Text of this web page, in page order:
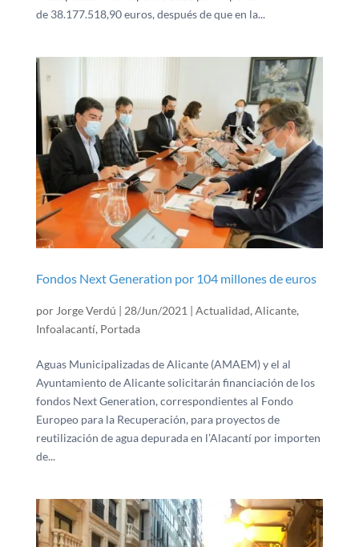
de 38.177.518,90 euros, después de que en la...
Fondos Next Generation por 104 millones de euros
por Jorge Verdú | 28/Jun/2021 | Actualidad, Alicante,
Infoalacantí, Portada
Aguas Municipalizadas de Alicante (AMAEM) y el al
Ayuntamiento de Alicante solicitarán financiación de los
fondos Next Generation, correspondientes al Fondo
Europeo para la Recuperación, para proyectos de
reutilización de agua depurada en l’Alacantí por importen
de...